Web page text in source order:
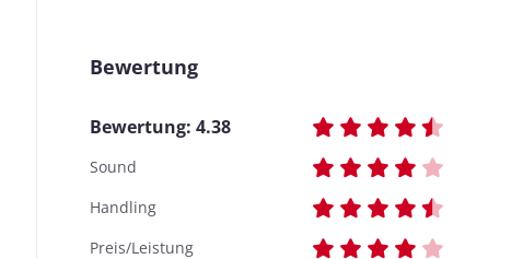
Bewertung
Bewertung: 4.38
Sound
Handling
Preis/Leistung